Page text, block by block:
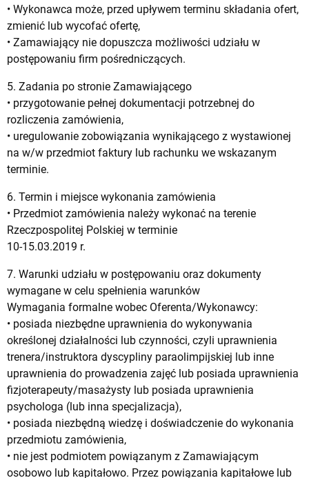
• Wykonawca może, przed upływem terminu składania ofert,
zmienić lub wycofać ofertę,
• Zamawiający nie dopuszcza możliwości udziału w
postępowaniu firm pośredniczących.
5. Zadania po stronie Zamawiającego
• przygotowanie pełnej dokumentacji potrzebnej do
rozliczenia zamówienia,
• uregulowanie zobowiązania wynikającego z wystawionej
na w/w przedmiot faktury lub rachunku we wskazanym
terminie.
6. Termin i miejsce wykonania zamówienia
• Przedmiot zamówienia należy wykonać na terenie
Rzeczpospolitej Polskiej w terminie
10-15.03.2019 r.
7. Warunki udziału w postępowaniu oraz dokumenty
wymagane w celu spełnienia warunków
Wymagania formalne wobec Oferenta/Wykonawcy:
• posiada niezbędne uprawnienia do wykonywania
określonej działalności lub czynności, czyli uprawnienia
trenera/instruktora dyscypliny paraolimpijskiej lub inne
uprawnienia do prowadzenia zajęć lub posiada uprawnienia
fizjoterapeuty/masażysty lub posiada uprawnienia
psychologa (lub inna specjalizacja),
• posiada niezbędną wiedzę i doświadczenie do wykonania
przedmiotu zamówienia,
• nie jest podmiotem powiązanym z Zamawiającym
osobowo lub kapitałowo. Przez powiązania kapitałowe lub